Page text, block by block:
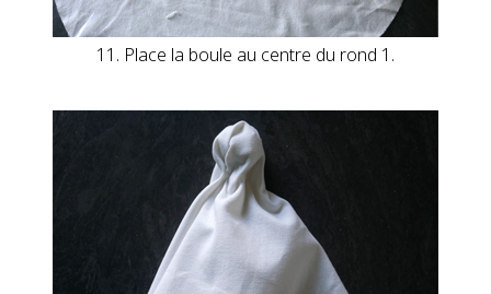
11. Place la boule au centre du rond 1.